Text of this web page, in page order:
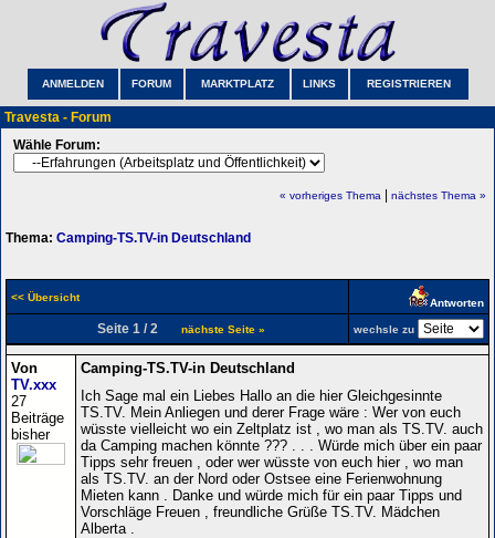
ANMELDEN FORUM MARKTPLATZ LINKS REGISTRIEREN
Travesta - Forum
Wähle Forum:
« vorheriges Thema nächstes Thema »
Thema: Camping-TS.TV-in Deutschland
<< Übersicht Antworten
Seite 1 / 2 nächste Seite » wechsle zu
Von
TV.xxx
27
Beiträge
bisher
Camping-TS.TV-in Deutschland
Ich Sage mal ein Liebes Hallo an die hier Gleichgesinnte
TS.TV. Mein Anliegen und derer Frage wäre : Wer von euch
wüsste vielleicht wo ein Zeltplatz ist , wo man als TS.TV. auch
da Camping machen könnte ??? . . . Würde mich über ein paar
Tipps sehr freuen , oder wer wüsste von euch hier , wo man
als TS.TV. an der Nord oder Ostsee eine Ferienwohnung
Mieten kann . Danke und würde mich für ein paar Tipps und
Vorschläge Freuen , freundliche Grüße TS.TV. Mädchen
Alberta .